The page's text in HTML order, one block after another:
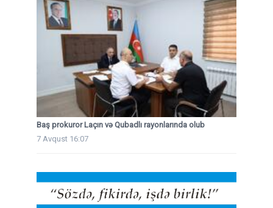
Baş prokuror Laçın və Qubadlı rayonlarında olub
7 Avqust 16:07